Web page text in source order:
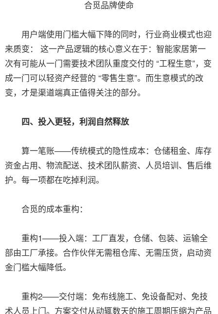
合觅品牌使命
用户端使用门槛大幅下降的同时，行业商业模式也迎
来质变： 这一产品逻辑的核心意义在于：智能家居第一
次有可能从一门需要技术团队重度交付的 “工程生意”，变
成一门可以轻资产经营的 “零售生意”。而生意模式的改
变，才是渠道端真正值得关注的部分。
四、投入更轻，利润自然释放
算一笔账——传统模式的隐性成本：仓储租金、库存
资金占用、物流配送、技术团队薪资、人员培训、售后维
护。每一项都在吃掉利润。
合觅的成本重构：
重构1——投入端：工厂直发，仓储、包装、运输全
部由工厂承接。合作伙伴无需租仓库、无需压货，启动资
金门槛大幅降低。
重构2——交付端：免布线施工、免设备配对、免技
术人员上门。方案交付从动辄数天的施工周期压缩为产品